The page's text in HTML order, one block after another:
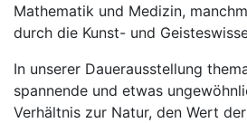
Mathematik und Medizin,
durch die Kunst- und
In unserer Dauerausstellung
spannende und etwas
Verhältnis zur Natur, den Wert